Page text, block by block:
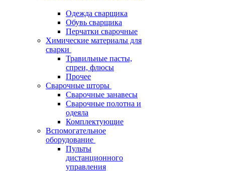
Одежда сварщика
Обувь сварщика
Перчатки сварочные
Химические материалы для
сварки
Травильные пасты,
спреи, флюсы
Прочее
Сварочные шторы
Сварочные занавесы
Сварочные полотна и
одеяла
Комплектующие
Вспомогательное
оборудование
Пульты
дистанционного
управления